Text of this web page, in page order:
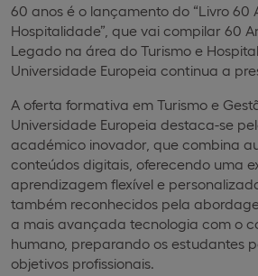
60 anos é o lançamento do “Livro 60
Hospitalidade”, que vai compilar 60
Legado na área do Turismo e
Universidade Europeia continua a
A oferta formativa em Turismo e
Universidade Europeia destaca-se
académico inovador, que combina
conteúdos digitais, oferecendo uma
aprendizagem flexível e
também reconhecidos pela
a mais avançada tecnologia com o
humano, preparando os estudantes
objetivos profissionais.